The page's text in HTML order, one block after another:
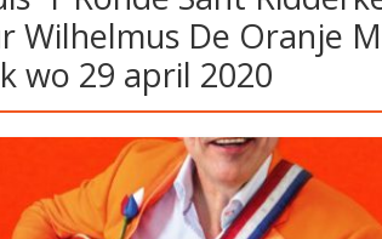
Wilhelmus De Oranje
wo 29 april 2020